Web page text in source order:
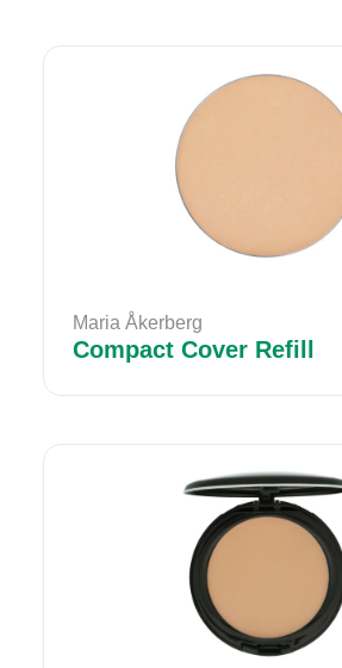
Maria Åkerberg
Compact Cover Refill